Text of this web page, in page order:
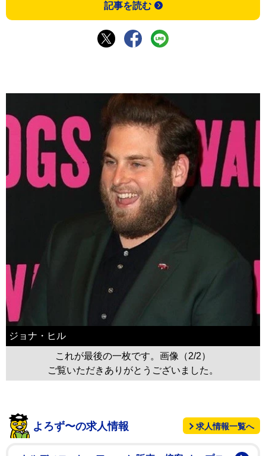
記事を読む
ジョナ・ヒル
これが最後の一枚です。画像（2/2）
ご覧いただきありがとうございました。
よろず〜の求人情報 求人情報一覧へ